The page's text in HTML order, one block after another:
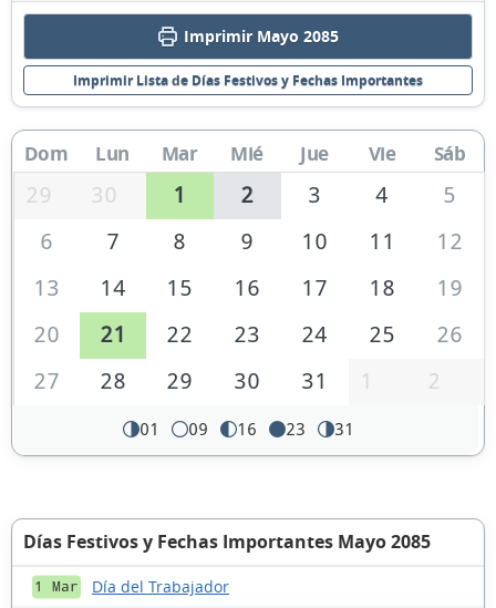
Imprimir Mayo 2085
Imprimir Lista de Días Festivos y Fechas Importantes
Dom Lun Mar Mié Jue Vie Sáb
29 30 1 2 3 4
5
6
7 8 9 10 11
12
13
14 15 16 17 18
19
20
21 22 23 24 25
26
27
28 29 30 31 1 2
01 09 16 23 31
Días Festivos y Fechas Importantes Mayo 2085
1 Mar Día del Trabajador